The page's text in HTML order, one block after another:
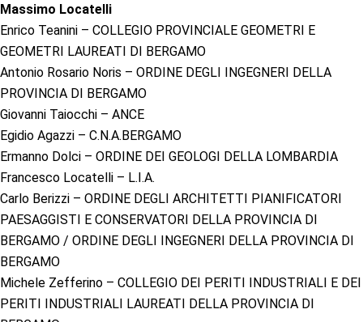
Massimo Locatelli
Enrico Teanini – COLLEGIO PROVINCIALE GEOMETRI E
GEOMETRI LAUREATI DI BERGAMO
Antonio Rosario Noris – ORDINE DEGLI INGEGNERI DELLA
PROVINCIA DI BERGAMO
Giovanni Taiocchi – ANCE
Egidio Agazzi – C.N.A.BERGAMO
Ermanno Dolci – ORDINE DEI GEOLOGI DELLA LOMBARDIA
Francesco Locatelli – L.I.A.
Carlo Berizzi – ORDINE DEGLI ARCHITETTI PIANIFICATORI
PAESAGGISTI E CONSERVATORI DELLA PROVINCIA DI
BERGAMO / ORDINE DEGLI INGEGNERI DELLA PROVINCIA DI
BERGAMO
Michele Zefferino – COLLEGIO DEI PERITI INDUSTRIALI E DEI
PERITI INDUSTRIALI LAUREATI DELLA PROVINCIA DI